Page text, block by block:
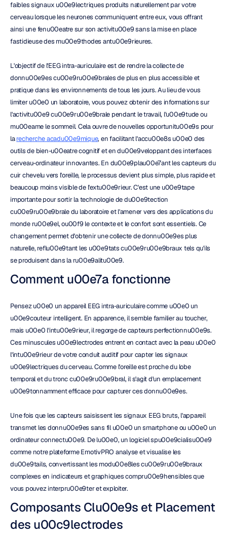
faibles signaux u00e9lectriques produits naturellement par votre
cerveau lorsque les neurones communiquent entre eux, vous offrant
ainsi une fenu00eatre sur son activitu00e9 sans la mise en place
fastidieuse des mu00e9thodes antu00e9rieures.
L'objectif de l'EEG intra-auriculaire est de rendre la collecte de
donnu00e9es cu00e9ru00e9brales de plus en plus accessible et
pratique dans les environnements de tous les jours. Au lieu de vous
limiter u00e0 un laboratoire, vous pouvez obtenir des informations sur
l'activitu00e9 cu00e9ru00e9brale pendant le travail, l'u00e9tude ou
mu00eame le sommeil. Cela ouvre de nouvelles opportunitu00e9s pour
la recherche acadu00e9mique, en facilitant l'accu00e8s u00e0 des
outils de bien-u00eatre cognitif et en du00e9veloppant des interfaces
cerveau-ordinateur innovantes. En du00e9plau00e7ant les capteurs du
cuir chevelu vers l'oreille, le processus devient plus simple, plus rapide et
beaucoup moins visible de l'extu00e9rieur. C'est une u00e9tape
importante pour sortir la technologie de du00e9tection
cu00e9ru00e9brale du laboratoire et l'amener vers des applications du
monde ru00e9el, ou00f9 le contexte et le confort sont essentiels. Ce
changement permet d'obtenir une collecte de donnu00e9es plus
naturelle, reflu00e9tant les u00e9tats cu00e9ru00e9braux tels qu'ils
se produisent dans la ru00e9alitu00e9.
Comment u00e7a fonctionne
Pensez u00e0 un appareil EEG intra-auriculaire comme u00e0 un
u00e9couteur intelligent. En apparence, il semble familier au toucher,
mais u00e0 l'intu00e9rieur, il regorge de capteurs perfectionnu00e9s.
Ces minuscules u00e9lectrodes entrent en contact avec la peau u00e0
l'intu00e9rieur de votre conduit auditif pour capter les signaux
u00e9lectriques du cerveau. Comme l'oreille est proche du lobe
temporal et du tronc cu00e9ru00e9bral, il s'agit d'un emplacement
u00e9tonnamment efficace pour capturer ces donnu00e9es.
Une fois que les capteurs saisissent les signaux EEG bruts, l'appareil
transmet les donnu00e9es sans fil u00e0 un smartphone ou u00e0 un
ordinateur connectu00e9. De lu00e0, un logiciel spu00e9cialisu00e9
comme notre plateforme EmotivPRO analyse et visualise les
du00e9tails, convertissant les modu00e8les cu00e9ru00e9braux
complexes en indicateurs et graphiques compru00e9hensibles que
vous pouvez interpru00e9ter et exploiter.
Composants Clu00e9s et Placement
des u00c9lectrodes